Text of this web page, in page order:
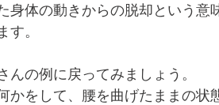
身体の動きからの脱却という意
。
の例に戻ってみましょう。
かをして、腰を曲げたままの状